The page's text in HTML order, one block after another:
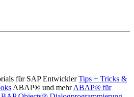
für SAP Entwickler Tips + Tricks &
ABAP® und mehr ABAP® für